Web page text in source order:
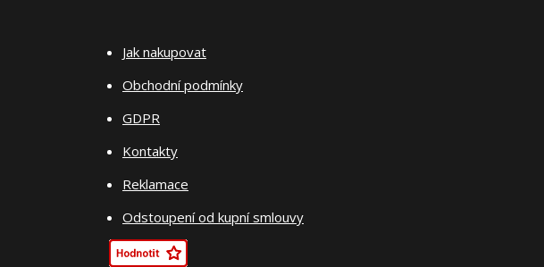
Jak nakupovat
Obchodní podmínky
GDPR
Kontakty
Reklamace
Odstoupení od kupní smlouvy